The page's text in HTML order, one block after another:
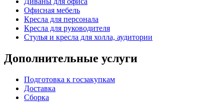
Офисная мебель
Кресла для персонала
Кресла для руководителя
Стулья и кресла для холла, аудитории
Дополнительные услуги
Подготовка к госзакупкам
Доставка
Сборка